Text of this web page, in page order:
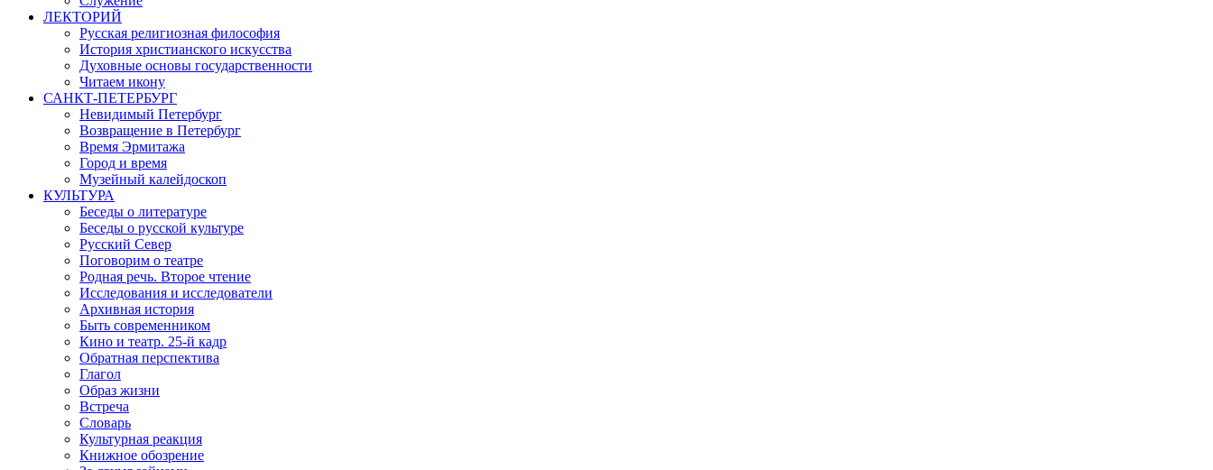
ЛЕКТОРИЙ
Русская религиозная философия
История христианского искусства
Духовные основы государственности
Читаем икону
САНКТ-ПЕТЕРБУРГ
Невидимый Петербург
Возвращение в Петербург
Время Эрмитажа
Город и время
Музейный калейдоскоп
КУЛЬТУРА
Беседы о литературе
Беседы о русской культуре
Русский Север
Поговорим о театре
Родная речь. Второе чтение
Исследования и исследователи
Архивная история
Быть современником
Кино и театр. 25-й кадр
Обратная перспектива
Глагол
Образ жизни
Встреча
Словарь
Культурная реакция
Книжное обозрение